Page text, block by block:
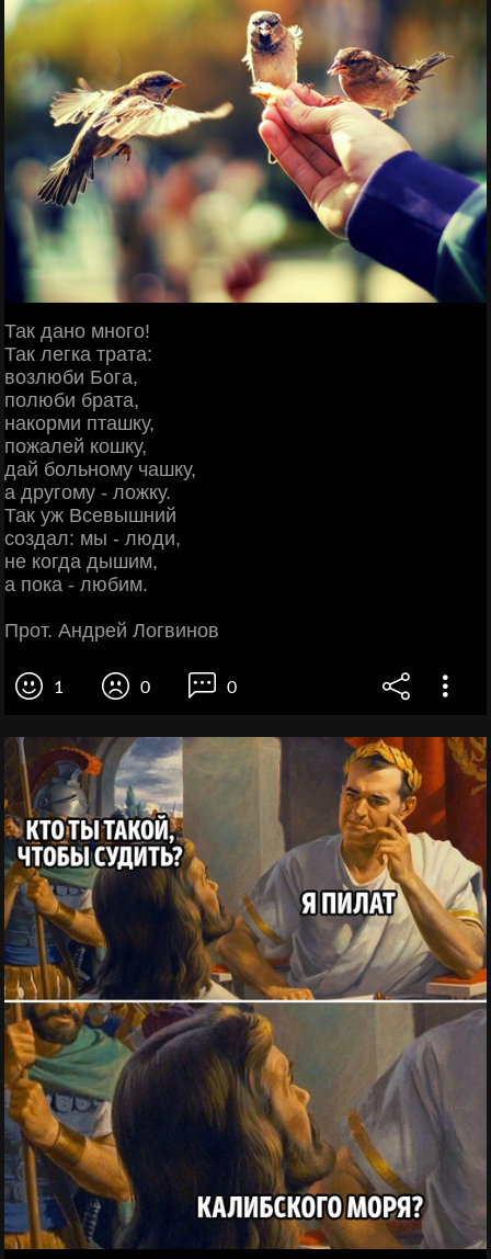
Так дано много!
Так легка трата:
возлюби Бога,
полюби брата,
накорми пташку,
пожалей кошку,
дай больному чашку,
а другому - ложку.
Так уж Всевышний
создал: мы - люди,
не когда дышим,
а пока - любим.
Прот. Андрей Логвинов
1 0 0